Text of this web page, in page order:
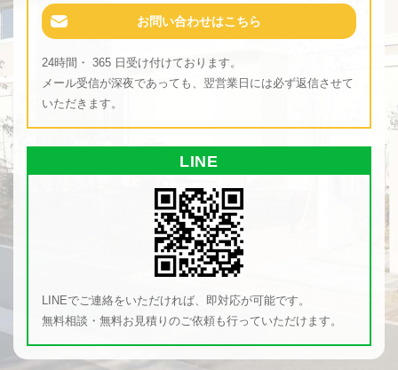
お問い合わせはこちら
24時間・ 365 日受け付けております。
メール受信が深夜であっても、翌営業日には必ず返信させて
いただきます。
LINE
LINEでご連絡をいただければ、即対応が可能です。
無料相談・無料お見積りのご依頼も行っていただけます。